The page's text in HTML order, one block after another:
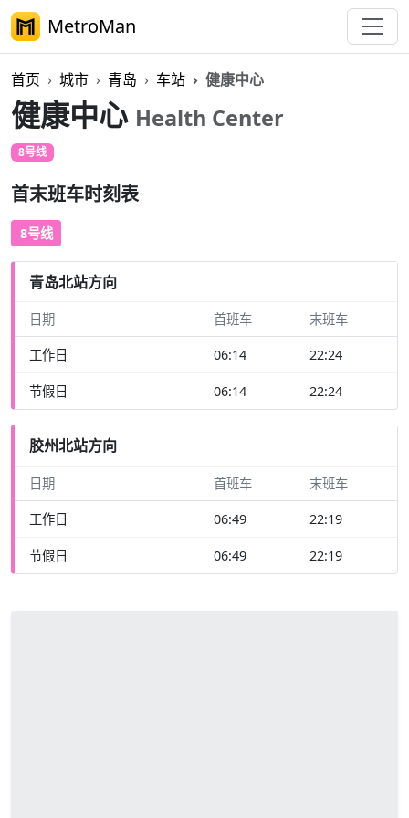
MetroMan
首页 城市 青岛 车站 健康中心
健康中心 Health Center
8号线
首末班车时刻表
8号线
青岛北站方向
日期 首班车 末班车
工作日 06:14 22:24
节假日 06:14 22:24
胶州北站方向
日期 首班车 末班车
工作日 06:49 22:19
节假日 06:49 22:19